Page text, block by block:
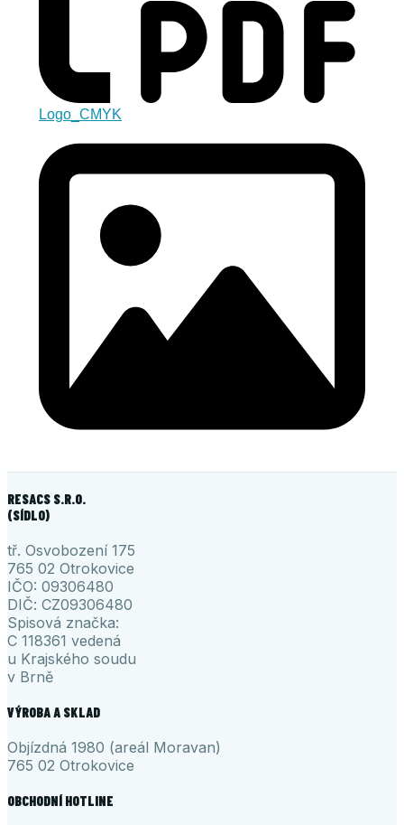
Logo_CMYK
RESACS S.R.O.
(SÍDLO)
tř. Osvobození 175
765 02 Otrokovice
IČO: 09306480
DIČ: CZ09306480
Spisová značka:
C 118361 vedená
u Krajského soudu
v Brně
VÝROBA A SKLAD
Objízdná 1980 (areál Moravan)
765 02 Otrokovice
OBCHODNÍ HOTLINE